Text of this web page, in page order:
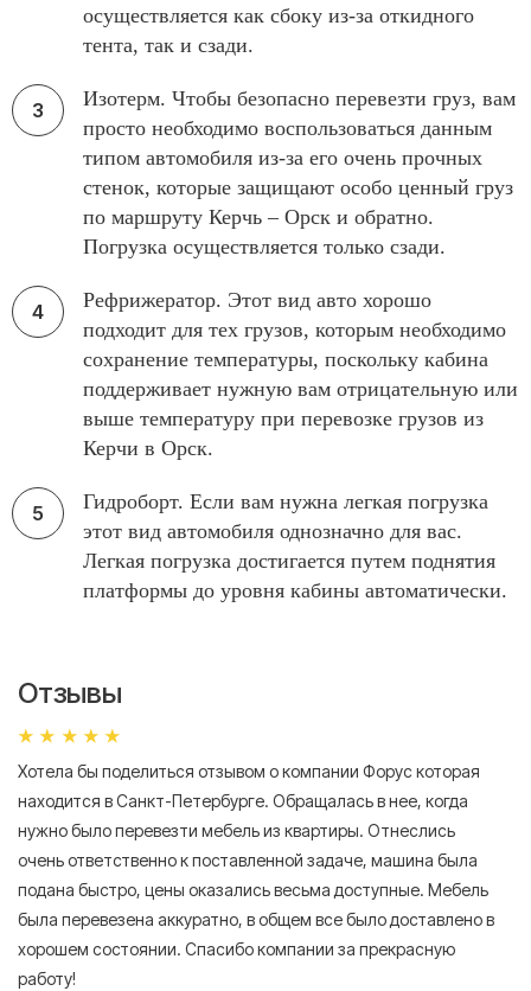
осуществляется как сбоку из-за откидного
тента, так и сзади.
Изотерм. Чтобы безопасно перевезти груз, вам
просто необходимо воспользоваться данным
типом автомобиля из-за его очень прочных
стенок, которые защищают особо ценный груз
по маршруту Керчь – Орск и обратно.
Погрузка осуществляется только сзади.
Рефрижератор. Этот вид авто хорошо
подходит для тех грузов, которым необходимо
сохранение температуры, поскольку кабина
поддерживает нужную вам отрицательную или
выше температуру при перевозке грузов из
Керчи в Орск.
Гидроборт. Если вам нужна легкая погрузка
этот вид автомобиля однозначно для вас.
Легкая погрузка достигается путем поднятия
платформы до уровня кабины автоматически.
Отзывы
Хотела бы поделиться отзывом о компании Форус которая
находится в Санкт-Петербурге. Обращалась в нее, когда
нужно было перевезти мебель из квартиры. Отнеслись
очень ответственно к поставленной задаче, машина была
подана быстро, цены оказались весьма доступные. Мебель
была перевезена аккуратно, в общем все было доставлено в
хорошем состоянии. Спасибо компании за прекрасную
работу!